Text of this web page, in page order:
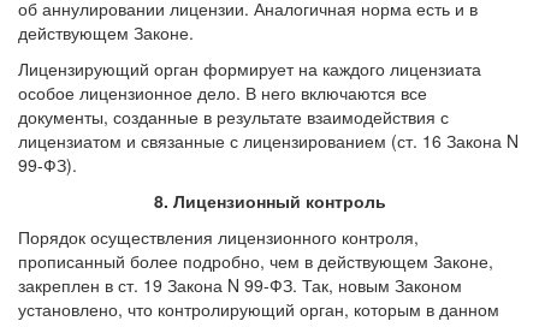
об аннулировании лицензии. Аналогичная норма есть и в
действующем Законе.
Лицензирующий орган формирует на каждого лицензиата
особое лицензионное дело. В него включаются все
документы, созданные в результате взаимодействия с
лицензиатом и связанные с лицензированием (ст. 16 Закона N
99-ФЗ).
8. Лицензионный контроль
Порядок осуществления лицензионного контроля,
прописанный более подробно, чем в действующем Законе,
закреплен в ст. 19 Закона N 99-ФЗ. Так, новым Законом
установлено, что контролирующий орган, которым в данном